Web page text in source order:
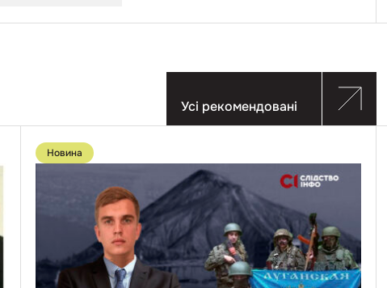
Усі рекомендовані
Перейти
публікації
«ексзаступника
торгівлі
вугіллям
Новина